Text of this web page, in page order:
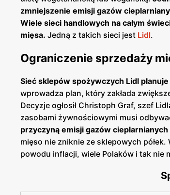
zmniejszenie emisji gazów
Wiele sieci handlowych na całym
mięsa. Jedną z takich sieci jest Lidl.
Ograniczenie sprzedaży
Sieć sklepów spożywczych Lidl
wprowadza plan, który zakłada
Decyzje ogłosił Christoph Graf, szef
zasobami żywnościowymi musi
przyczyną emisji gazów
mięso nie zniknie ze sklepowych
powodu inflacji, wiele Polaków i tak nie